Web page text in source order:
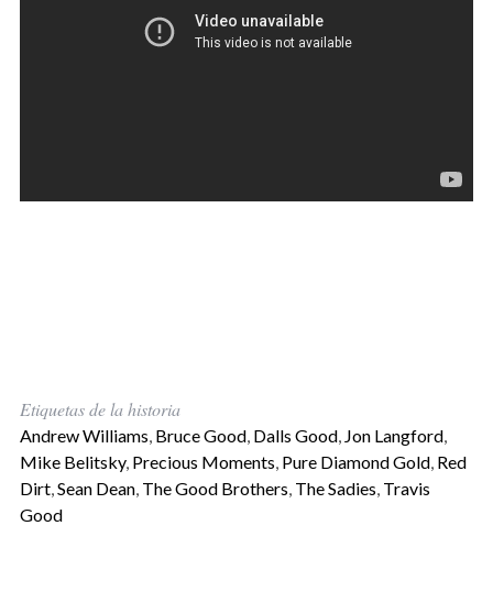
Etiquetas de la historia
Andrew Williams Bruce Good, Dalls Good, Jon Langford,
Mike Belitsky, Precious Moments Pure Diamond Gold, Red
Dirt, Sean Dean, The Good Brothers The Sadies Travis
Good